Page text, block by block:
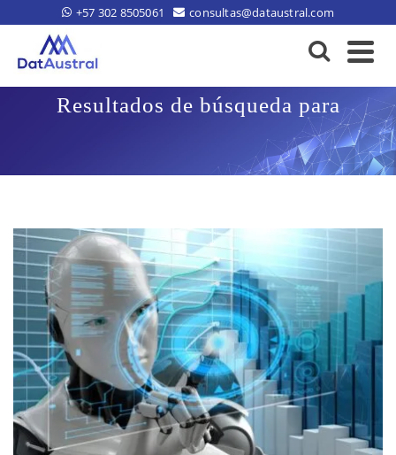
+57 302 8505061 consultas@dataustral.com
Resultados de búsqueda para